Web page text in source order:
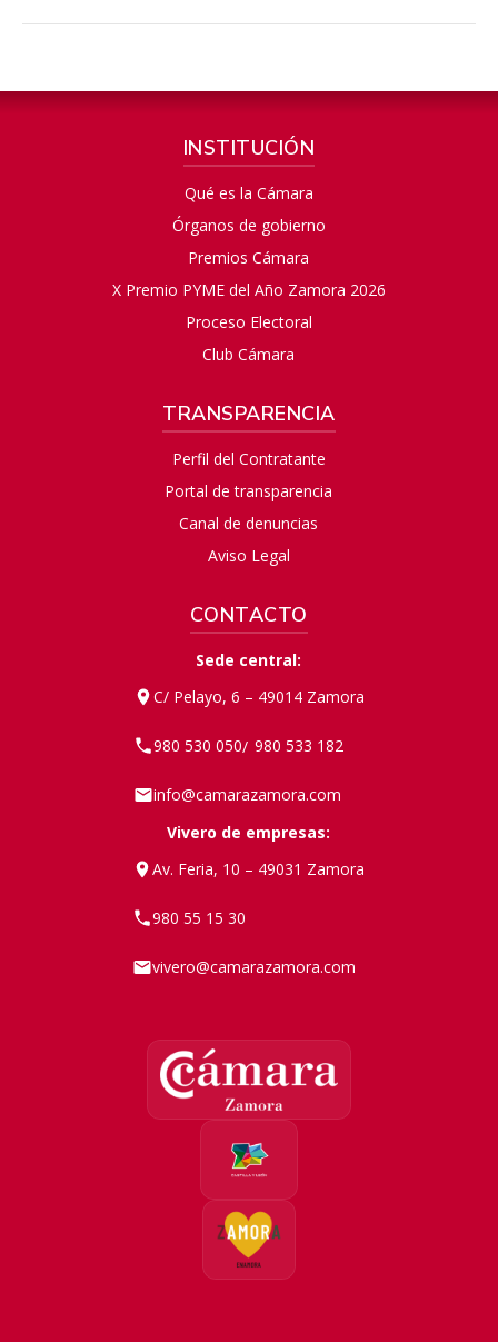
INSTITUCIÓN
Qué es la Cámara
Órganos de gobierno
Premios Cámara
X Premio PYME del Año Zamora 2026
Proceso Electoral
Club Cámara
TRANSPARENCIA
Perfil del Contratante
Portal de transparencia
Canal de denuncias
Aviso Legal
CONTACTO
Sede central:
C/ Pelayo, 6 – 49014 Zamora
980 530 050/ 980 533 182
info@camarazamora.com
Vivero de empresas:
Av. Feria, 10 – 49031 Zamora
980 55 15 30
vivero@camarazamora.com